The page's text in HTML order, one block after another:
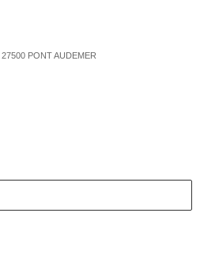
27500 PONT AUDEMER